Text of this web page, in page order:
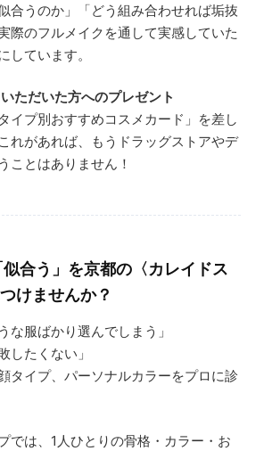
合うのか」「どう組み合わせれば垢抜
際のフルメイクを通して実感していた
しています。
ただいた方へのプレゼント
イプ別おすすめコスメカード」を差し
れがあれば、もうドラッグストアやデ
ことはありません！
合う」を京都の〈カレイドス
けませんか？
な服ばかり選んでしまう」
したくない」
タイプ、パーソナルカラーをプロに診
では、1人ひとりの骨格・カラー・お